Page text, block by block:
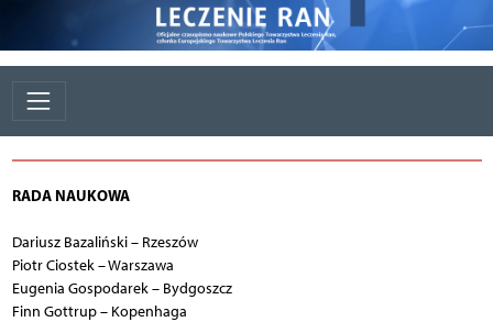
RADA NAUKOWA
Dariusz Bazaliński – Rzeszów
Piotr Ciostek – Warszawa
Eugenia Gospodarek – Bydgoszcz
Finn Gottrup – Kopenhaga